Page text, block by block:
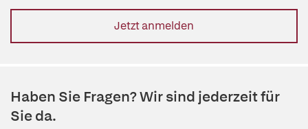
Jetzt anmelden
Haben Sie Fragen? Wir sind jederzeit für
Sie da.